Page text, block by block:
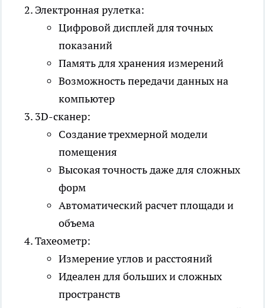
Электронная рулетка:
Цифровой дисплей для точных
показаний
Память для хранения измерений
Возможность передачи данных на
компьютер
3D-сканер:
Создание трехмерной модели
помещения
Высокая точность даже для сложных
форм
Автоматический расчет площади и
объема
Тахеометр:
Измерение углов и расстояний
Идеален для больших и сложных
пространств